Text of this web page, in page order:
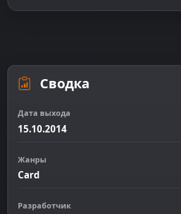
Сводка
Дата выхода
15.10.2014
Жанры
Card
Разработчик